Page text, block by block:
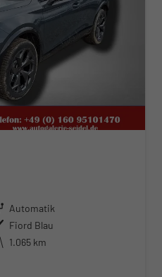
Automatik
Fiord Blau
1.065 km